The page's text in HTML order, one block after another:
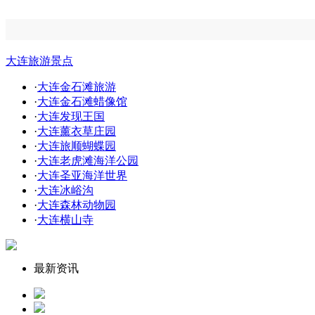
大连旅游景点
·大连金石滩旅游
·大连金石滩蜡像馆
·大连发现王国
·大连薰衣草庄园
·大连旅顺蝴蝶园
·大连老虎滩海洋公园
·大连圣亚海洋世界
·大连冰峪沟
·大连森林动物园
·大连横山寺
最新资讯